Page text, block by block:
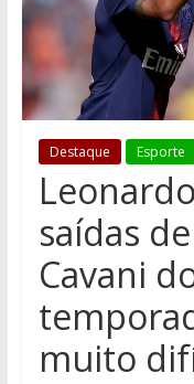
Destaque Esporte
saídas
Cavani
muito